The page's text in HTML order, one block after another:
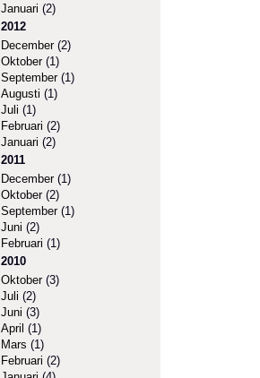
Januari (2)
2012
December(2)
Oktober(1)
September(1)
Augusti (1)
Juli (1)
Februari (2)
Januari (2)
2011
December(1)
Oktober(2)
September(1)
Juni (2)
Februari (1)
2010
Oktober(3)
Juli (2)
Juni (3)
April (1)
Mars (1)
Februari (2)